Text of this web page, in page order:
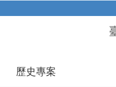
歷史專案